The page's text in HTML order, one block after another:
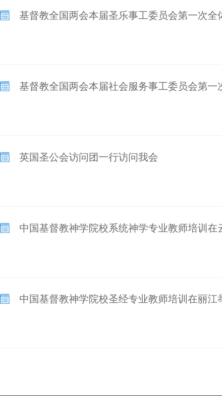
基督教全国两会本届圣乐事工委员会第一次全
基督教全国两会本届社会服务事工委员会第一
英国圣公会访问团一行访问我会
中国基督教神学院校系统神学专业教师培训在
中国基督教神学院校圣经专业教师培训在丽江